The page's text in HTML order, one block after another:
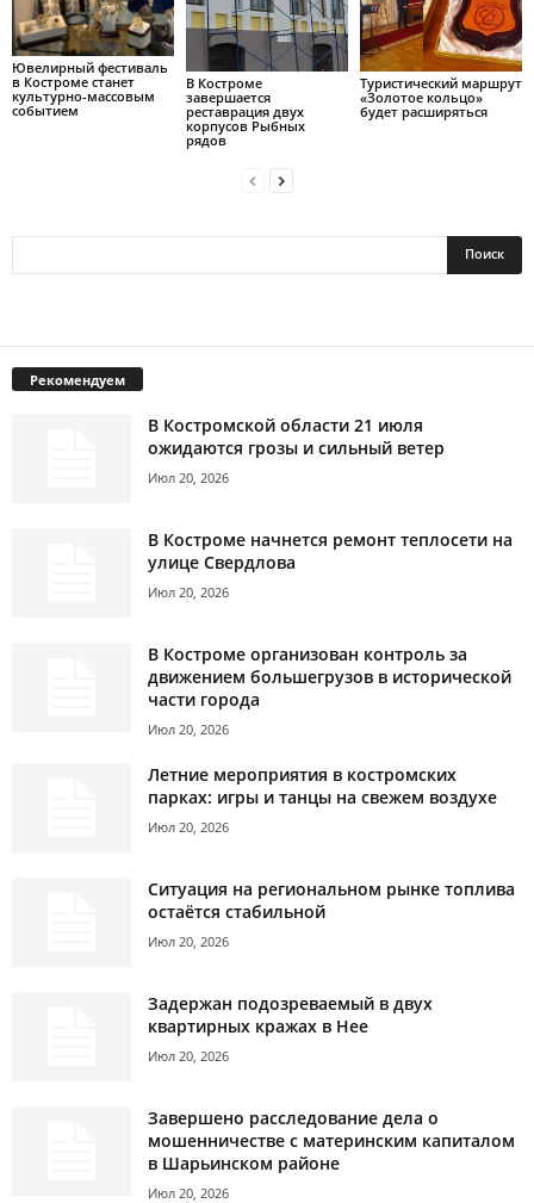
Ювелирный фестиваль
в Костроме станет
культурно-массовым
событием
В Костроме
завершается
реставрация двух
корпусов Рыбных
рядов
Туристический маршрут
«Золотое кольцо»
будет расширяться
Рекомендуем
В Костромской области 21 июля
ожидаются грозы и сильный ветер
Июл 20, 2026
В Костроме начнется ремонт теплосети на
улице Свердлова
Июл 20, 2026
В Костроме организован контроль за
движением большегрузов в исторической
части города
Июл 20, 2026
Летние мероприятия в костромских
парках: игры и танцы на свежем воздухе
Июл 20, 2026
Ситуация на региональном рынке топлива
остаётся стабильной
Июл 20, 2026
Задержан подозреваемый в двух
квартирных кражах в Нее
Июл 20, 2026
Завершено расследование дела о
мошенничестве с материнским капиталом
в Шарьинском районе
Июл 20, 2026